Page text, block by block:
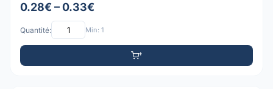
0.28€ – 0.33€
Quantité: Min: 1